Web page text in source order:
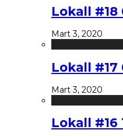
Lokall #18
Mart 3, 2020
Lokall #17
Mart 3, 2020
Lokall #16